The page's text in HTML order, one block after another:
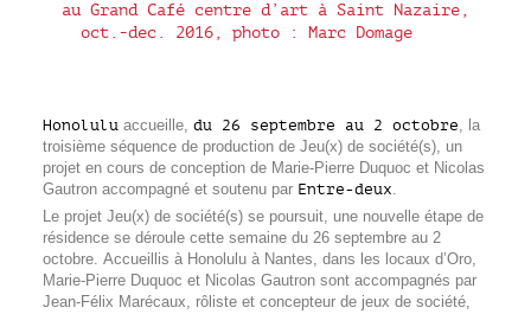
au Grand Café centre d’art à Saint Nazaire,
oct.-dec. 2016, photo : Marc Domage
Honolulu accueille,du 26 septembre au 2 octobre, la
troisième séquence de production de Jeu(x) de société(s), un
projet en cours de conception de Marie-Pierre Duquoc et Nicolas
Gautron accompagné et soutenu par Entre-deux.
Le projet Jeu(x) de société(s) se poursuit, une nouvelle étape de
résidence se déroule cette semaine du 26 septembre au 2
octobre. Accueillis à Honolulu à Nantes, dans les locaux d’Oro,
Marie-Pierre Duquoc et Nicolas Gautron sont accompagnés par
Jean-Félix Marécaux, rôliste et concepteur de jeux de société,